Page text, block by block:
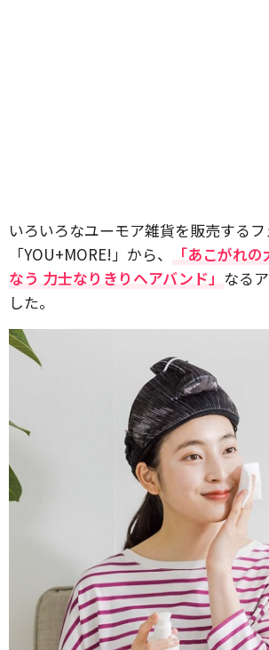
いろいろなユーモア雑貨を販売する
「YOU+MORE!」から、
「あこがれ
なう 力士なりきりヘアバンド」 なる
した。